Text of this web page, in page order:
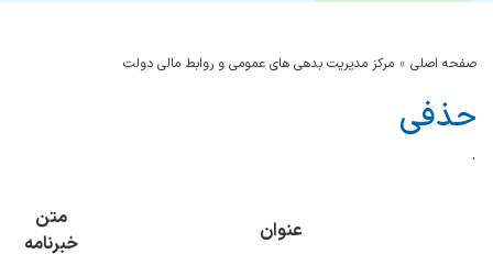
صفحه اصلی مرکز مدیریت بدهی های عمومی و روابط مالی دولت
حذفی
.
عنوان
متن
خبرنامه